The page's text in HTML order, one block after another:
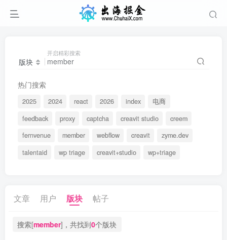
版块
开启精彩搜索
热门搜索
2025 2024 react 2026 index
电商
feedback
proxy captcha creavit studio
creem
fernvenue
member webflow creavit
zyme.dev
talentaid
wp triage creavit+studio wp+triage
文章 用户 版块 帖子
搜索[member]，共找到0个版块